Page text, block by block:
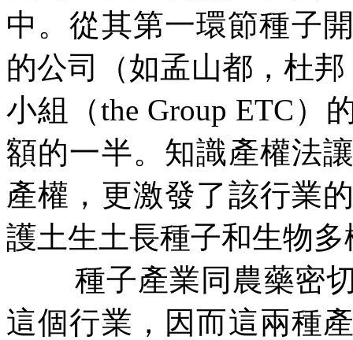
中。從其第一環節種子
的公司（如孟山都，杜
小組（the Group ETC ）
額的一半。知識產權法
產權，更激發了該行業
護土生土長種子和生物
種子產業同農藥密
這個行業，因而這兩種